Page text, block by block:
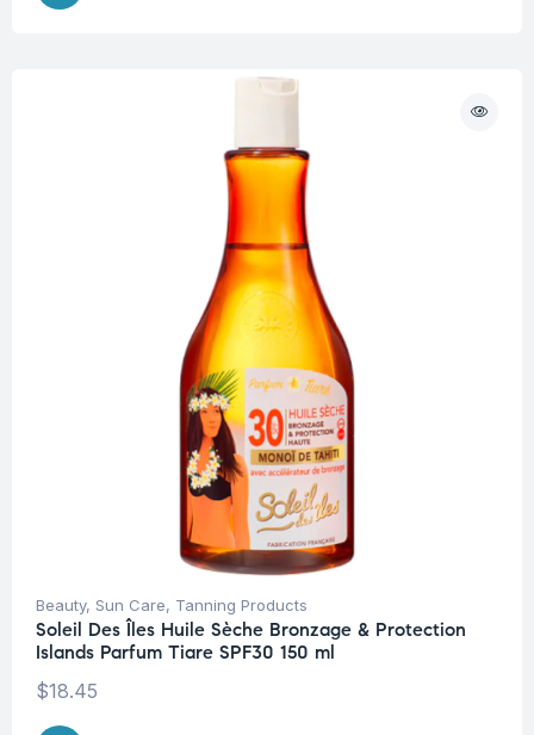
Beauty, Sun Care, Tanning Products
Soleil Des Îles Huile Sèche Bronzage & Protection
Islands Parfum Tiare SPF30 150 ml
$18.45